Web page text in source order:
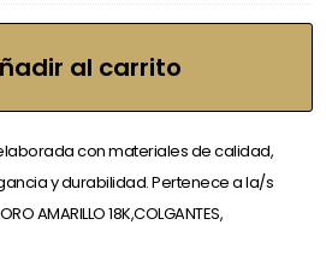
al carrito
elaborada con materiales de calidad,
y durabilidad. Pertenece a la/s
AMARILLO 18K,COLGANTES,